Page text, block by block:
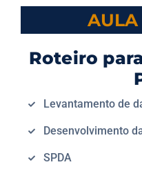
AULA
Roteiro
Levantamento de
Desenvolvimento
SPDA